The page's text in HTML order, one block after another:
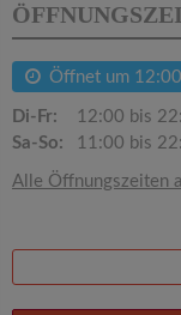
Öffnet um
Di-Fr:
12:00 bis
Sa-So:
11:00 bis
Alle Öffnungszeiten
a
t
i